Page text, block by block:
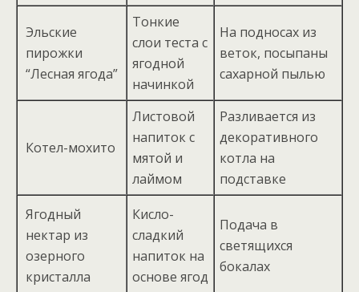
Эльские
пирожки
“Лесная ягода”
Тонкие
слои теста с
ягодной
начинкой
На подносах из
веток, посыпаны
сахарной пылью
Котел-мохито
Листовой
напиток с
мятой и
лаймом
Разливается из
декоративного
котла на
подставке
Ягодный
нектар из
озерного
кристалла
Кисло-
сладкий
напиток на
основе ягод
Подача в
светящихся
бокалах